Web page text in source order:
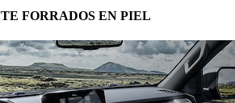
FORRADOS EN PIEL